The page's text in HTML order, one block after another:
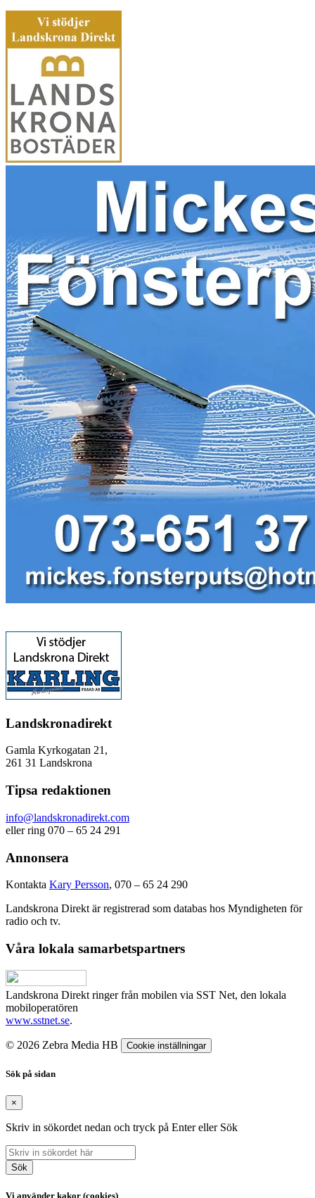
Landskronadirekt
Gamla Kyrkogatan 21,
261 31 Landskrona
Tipsa redaktionen
info@landskronadirekt.com
eller ring 070 – 65 24 291
Annonsera
Kontakta Kary Persson, 070 – 65 24 290
Landskrona Direkt är registrerad som databas hos Myndigheten för
radio och tv.
Våra lokala samarbetspartners
Landskrona Direkt ringer från mobilen via SST Net, den lokala
mobiloperatören
www.sstnet.se.
© 2026 Zebra Media HB Cookie inställningar
Sök på sidan
×
Skriv in sökordet nedan och tryck på Enter eller Sök
Sök
Vi använder kakor (cookies)